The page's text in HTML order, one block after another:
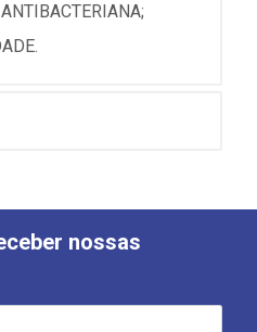
nossas